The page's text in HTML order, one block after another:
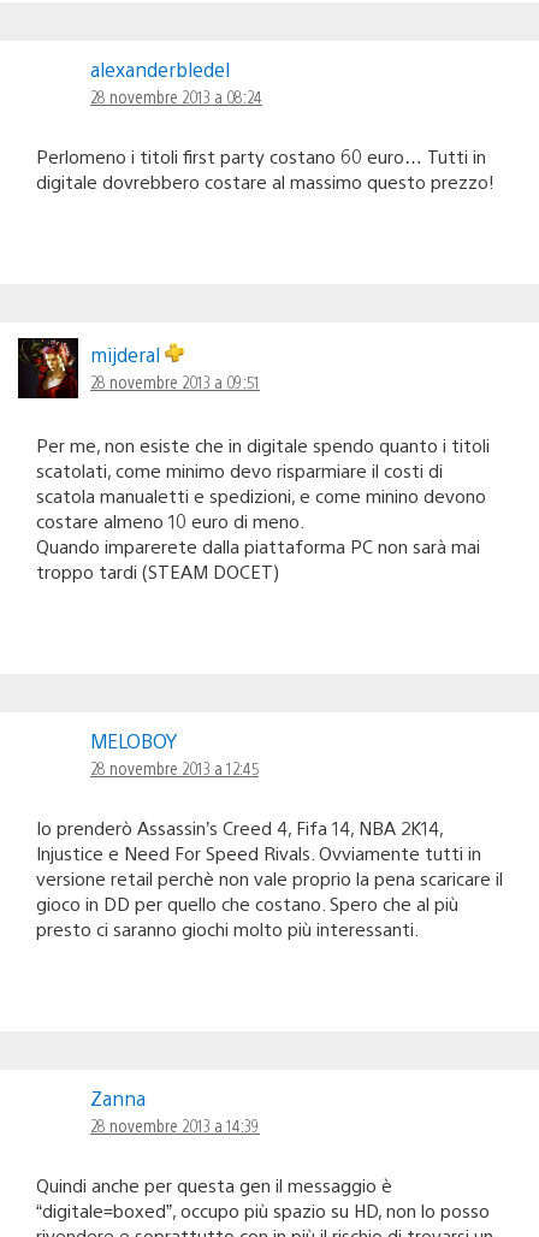
alexanderbledel
28 novembre 2013 a 08:24
Perlomeno i titoli first party costano 60 euro… Tutti in
digitale dovrebbero costare al massimo questo prezzo!
mijderal
28 novembre 2013 a 09:51
Per me, non esiste che in digitale spendo quanto i titoli
scatolati, come minimo devo risparmiare il costi di
scatola manualetti e spedizioni, e come minino devono
costare almeno 10 euro di meno.
Quando imparerete dalla piattaforma PC non sarà mai
troppo tardi (STEAM DOCET)
MELOBOY
28 novembre 2013 a 12:45
Io prenderò Assassin’s Creed 4, Fifa 14, NBA 2K14,
Injustice e Need For Speed Rivals. Ovviamente tutti in
versione retail perchè non vale proprio la pena scaricare il
gioco in DD per quello che costano. Spero che al più
presto ci saranno giochi molto più interessanti.
Zanna
28 novembre 2013 a 14:39
Quindi anche per questa gen il messaggio è
“digitale=boxed”, occupo più spazio su HD, non lo posso